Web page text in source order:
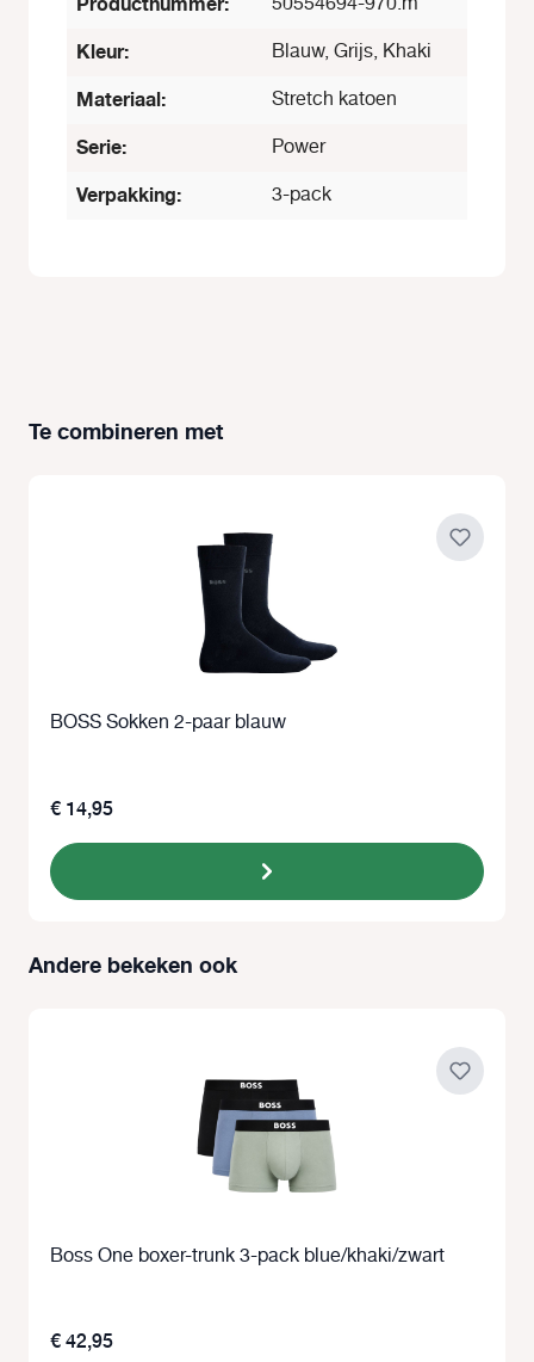
Kleur: Blauw, Grijs, Khaki
Materiaal: Stretch katoen
Serie: Power
Verpakking: 3-pack
Productgalerij overslaan
Te combineren met
BOSS Sokken 2-paar blauw
€ 14,95
Productgalerij overslaan
Andere bekeken ook
Boss One boxer-trunk 3-pack blue/khaki/zwart
€ 42,95